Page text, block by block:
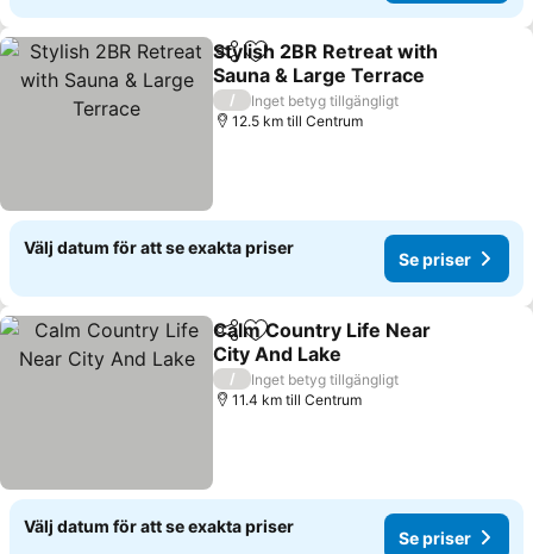
Dela Lägg till i Mina Favoriter
Stylish 2BR Retreat with
Sauna & Large Terrace
/
Inget betyg tillgängligt
12.5 km till Centrum
Välj datum för att se exakta priser
Se priser
Dela Lägg till i Mina Favoriter
Calm Country Life Near
City And Lake
/
Inget betyg tillgängligt
11.4 km till Centrum
Välj datum för att se exakta priser
Se priser